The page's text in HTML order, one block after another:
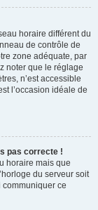
horaire différent du
de contrôle de
zone adéquate, par
noter que le réglage
n’est accessible
l’occasion idéale de
pas correcte !
horaire mais que
du serveur soit
ce